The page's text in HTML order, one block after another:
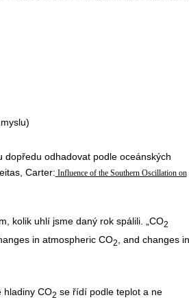
dopředu odhadovat podle oceánských
Carter: Influence of the Southern Oscillation on
kolik uhlí jsme daný rok spálili. „CO2
in atmospheric CO2
, and changes in
hladiny CO2 se řídí podle teplot a ne